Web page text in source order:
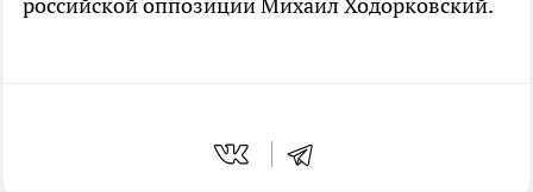
российской оппозиции Михаил Ходорковский.